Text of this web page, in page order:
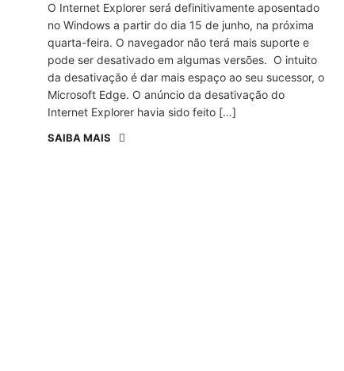
O Internet Explorer será definitivamente aposentado
no Windows a partir do dia 15 de junho, na próxima
quarta-feira. O navegador não terá mais suporte e
pode ser desativado em algumas versões. O intuito
da desativação é dar mais espaço ao seu sucessor, o
Microsoft Edge. O anúncio da desativação do
Internet Explorer havia sido feito […]
SAIBA MAIS